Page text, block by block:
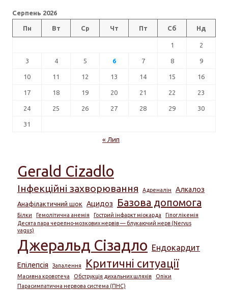
Серпень 2026
Пн Вт Ср Чт Пт Сб Нд
1 2
3 4 5 6 7 8 9
10 11 12 13 14 15 16
17 18 19 20 21 22 23
24 25 26 27 28 29 30
31
« Лип
Gerald Cizadlo
Інфекційні захворювання Адреналін Алкалоз
Анафілактичний шок Ацидоз Базова допомога
Білки Гемолітична анемія Гострий інфаркт міокарда
Гіпоглікемія
Десята пара черепно-мозкових нервів — блукаючий нерв (Nervus
vagus)
Джеральд Сізадло Ендокардит
Епілепсія Запалення Критичні ситуації
Масивна кровотеча Обструкція дихальних шляхів
Опіки
Парасимпатична нервова система (ПНС)